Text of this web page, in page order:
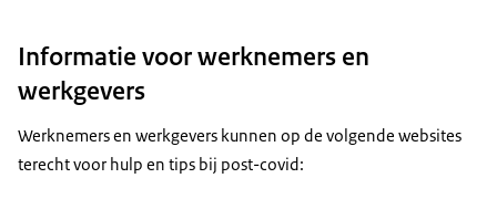
Informatie voor werknemers en
werkgevers
Werknemers en werkgevers kunnen op de volgende websites
terecht voor hulp en tips bij post-covid: